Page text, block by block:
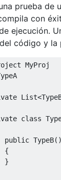
prueba de
con
ejecución.
código y la
MyProj
List<
class
public TypeB()
{
}